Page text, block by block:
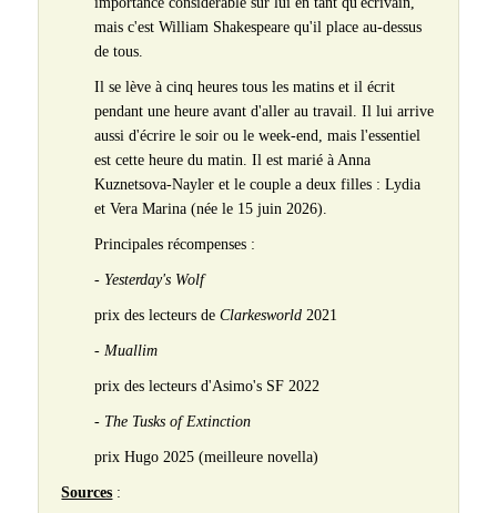
mais c'est William Shakespeare qu'il place au-dessus
de tous.
Il se lève à cinq heures tous les matins et il écrit
pendant une heure avant d'aller au travail. Il lui arrive
aussi d'écrire le soir ou le week-end, mais l'essentiel
est cette heure du matin. Il est marié à Anna
Kuznetsova-Nayler et le couple a deux filles : Lydia
et Vera Marina (née le 15 juin 2026).
Principales récompenses :
- Yesterday's Wolf
prix des lecteurs deClarkesworld 2021
- Muallim
prix des lecteurs d'Asimo's SF 2022
- The Tusks of Extinction
prix Hugo 2025 (meilleure novella)
Sources :